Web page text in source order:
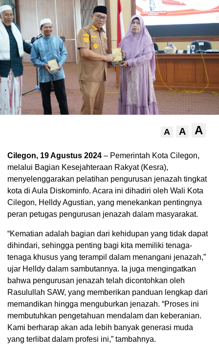
A A A
Cilegon, 19 Agustus 2024 – Pemerintah Kota Cilegon,
melalui Bagian Kesejahteraan Rakyat (Kesra),
menyelenggarakan pelatihan pengurusan jenazah tingkat
kota di Aula Diskominfo. Acara ini dihadiri oleh Wali Kota
Cilegon, Helldy Agustian, yang menekankan pentingnya
peran petugas pengurusan jenazah dalam masyarakat.
“Kematian adalah bagian dari kehidupan yang tidak dapat
dihindari, sehingga penting bagi kita memiliki tenaga-
tenaga khusus yang terampil dalam menangani jenazah,”
ujar Helldy dalam sambutannya. Ia juga mengingatkan
bahwa pengurusan jenazah telah dicontohkan oleh
Rasulullah SAW, yang memberikan panduan lengkap dari
memandikan hingga menguburkan jenazah. “Proses ini
membutuhkan pengetahuan mendalam dan keberanian.
Kami berharap akan ada lebih banyak generasi muda
yang terlibat dalam profesi ini,” tambahnya.